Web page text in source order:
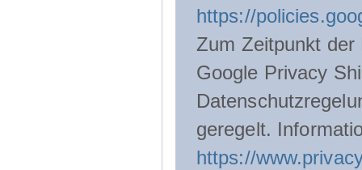
https://
Zum Zeitpunkt der
Google Privacy
geregelt.
https://